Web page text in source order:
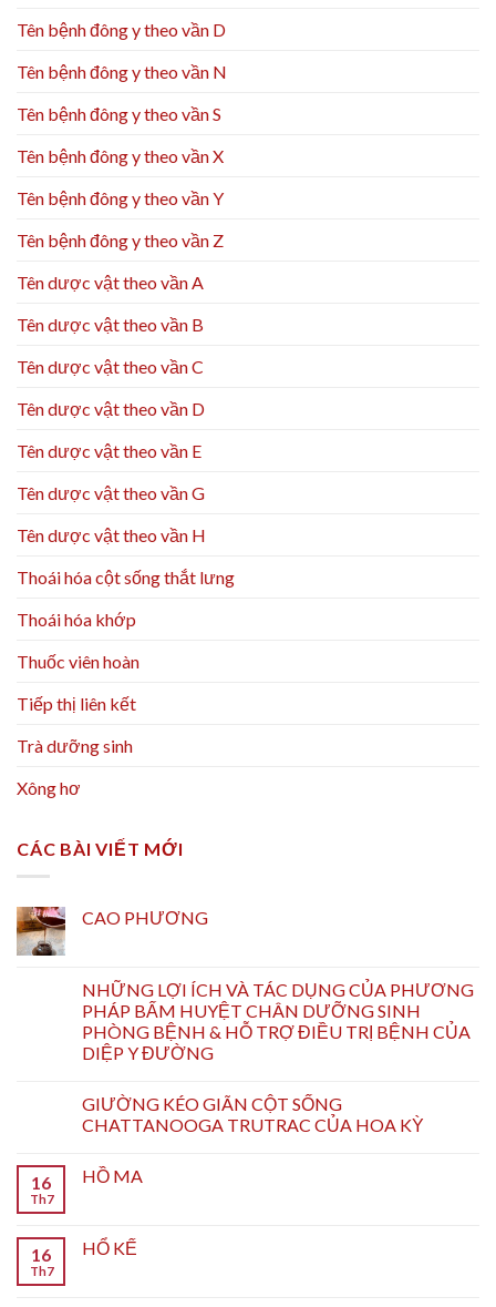
Tên bệnh đông y theo vần D
Tên bệnh đông y theo vần N
Tên bệnh đông y theo vần S
Tên bệnh đông y theo vần X
Tên bệnh đông y theo vần Y
Tên bệnh đông y theo vần Z
Tên dược vật theo vần A
Tên dược vật theo vần B
Tên dược vật theo vần C
Tên dược vật theo vần D
Tên dược vật theo vần E
Tên dược vật theo vần G
Tên dược vật theo vần H
Thoái hóa cột sống thắt lưng
Thoái hóa khớp
Thuốc viên hoàn
Tiếp thị liên kết
Trà dưỡng sinh
Xông hơ
CÁC BÀI VIẾT MỚI
CAO PHƯƠNG
NHỮNG LỢI ÍCH VÀ TÁC DỤNG CỦA PHƯƠNG
PHÁP BẤM HUYỆT CHÂN DƯỠNG SINH
PHÒNG BỆNH & HỖ TRỢ ĐIỀU TRỊ BỆNH CỦA
DIỆP Y ĐƯỜNG
GIƯỜNG KÉO GIÃN CỘT SỐNG
CHATTANOOGA TRUTRAC CỦA HOA KỲ
16
Th7
HỒ MA
16
Th7
HỔ KẾ